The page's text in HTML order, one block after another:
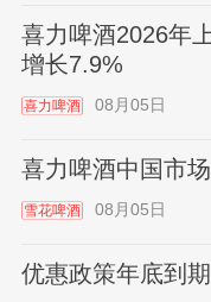
喜力啤酒2026年
增长7.9%
喜力啤酒 08月05日
喜力啤酒中国市
雪花啤酒 08月05日
优惠政策年底到